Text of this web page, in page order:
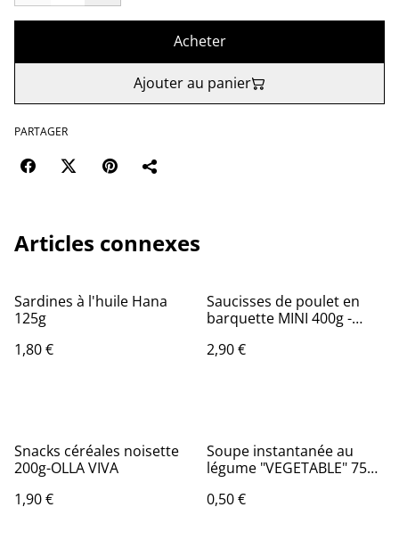
Acheter
Ajouter au panier
PARTAGER
Articles connexes
Sardines à l'huile Hana
125g
1,80 €
Saucisses de poulet en
barquette MINI 400g -
2,90 €
Snacks céréales noisette
200g-OLLA VIVA
1,90 €
Soupe instantanée au
légume "VEGETABLE" 75g-
0,50 €